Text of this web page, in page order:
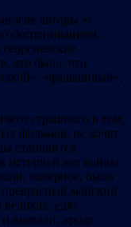
авторы «с
обесцениванием
что было, что
«фальшивый»,
страшного в том,
фильмов, не хочет
становится
историей все войны
наверное, было
майский
великах, едят
воевали, вроде.